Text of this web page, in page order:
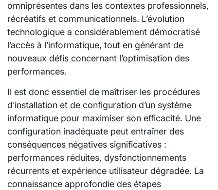
omniprésentes dans les contextes professionnels,
récréatifs et communicationnels. L’évolution
technologique a considérablement démocratisé
l’accès à l’informatique, tout en générant de
nouveaux défis concernant l’optimisation des
performances.
Il est donc essentiel de maîtriser les procédures
d’installation et de configuration d’un système
informatique pour maximiser son efficacité. Une
configuration inadéquate peut entraîner des
conséquences négatives significatives :
performances réduites, dysfonctionnements
récurrents et expérience utilisateur dégradée. La
connaissance approfondie des étapes